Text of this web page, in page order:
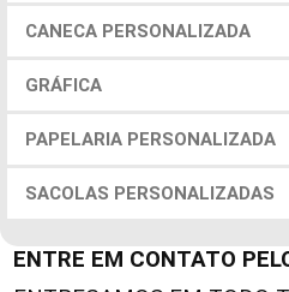
CANECA PERSONALIZADA
GRÁFICA
PAPELARIA PERSONALIZADA
SACOLAS PERSONALIZADAS
ENTRE EM CONTATO